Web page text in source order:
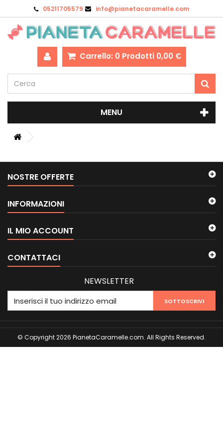
05211705579 info@pianetacaramelle.com
Carrello: 0 Prodotti 0,00 €
MENU
NOSTRE OFFERTE
INFORMAZIONI
© Copyright 2026 PianetaCaramelle.com. All Rights Reserved.
IL MIO ACCOUNT
CONTATTACI
NEWSLETTER
SOTTOSCRIVI